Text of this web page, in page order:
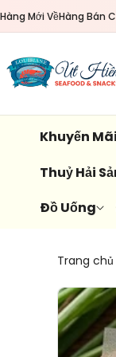
Đến Nội
Dung
Hàng Mới VềHàng Bán
Khuyến Mãi
Thuỷ Hải
Đồ Uống
Trang chủ
Chuyển
Thông
Tin Sản
Phẩm